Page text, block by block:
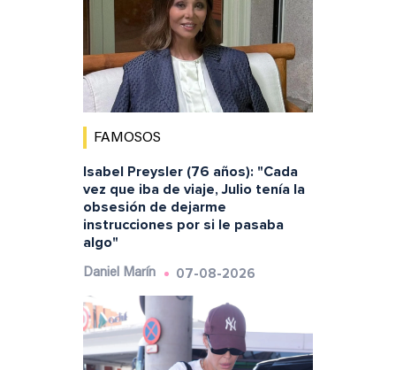
FAMOSOS
Isabel Preysler (76 años): "Cada
vez que iba de viaje, Julio tenía la
obsesión de dejarme
instrucciones por si le pasaba
algo"
Daniel Marín 07-08-2026